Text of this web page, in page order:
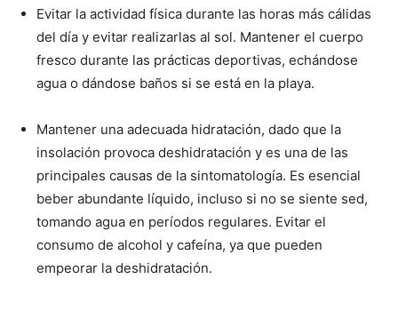
Evitar la actividad física durante las horas más cálidas
del día y evitar realizarlas al sol. Mantener el cuerpo
fresco durante las prácticas deportivas, echándose
agua o dándose baños si se está en la playa.
Mantener una adecuada hidratación, dado que la
insolación provoca deshidratación y es una de las
principales causas de la sintomatología. Es esencial
beber abundante líquido, incluso si no se siente sed,
tomando agua en períodos regulares. Evitar el
consumo de alcohol y cafeína, ya que pueden
empeorar la deshidratación.